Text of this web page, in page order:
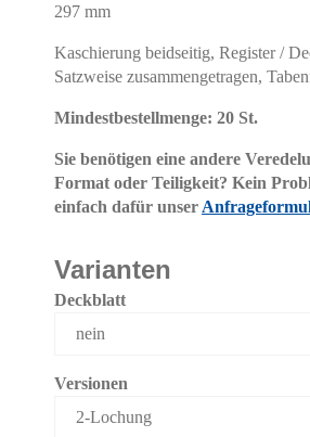
297 mm
Kaschierung beidseitig, Register /
Satzweise zusammengetragen,
Mindestbestellmenge: 20 St.
Sie benötigen eine andere
Format oder Teiligkeit? Kein
einfach dafür unser
Varianten
Deckblatt
Versionen